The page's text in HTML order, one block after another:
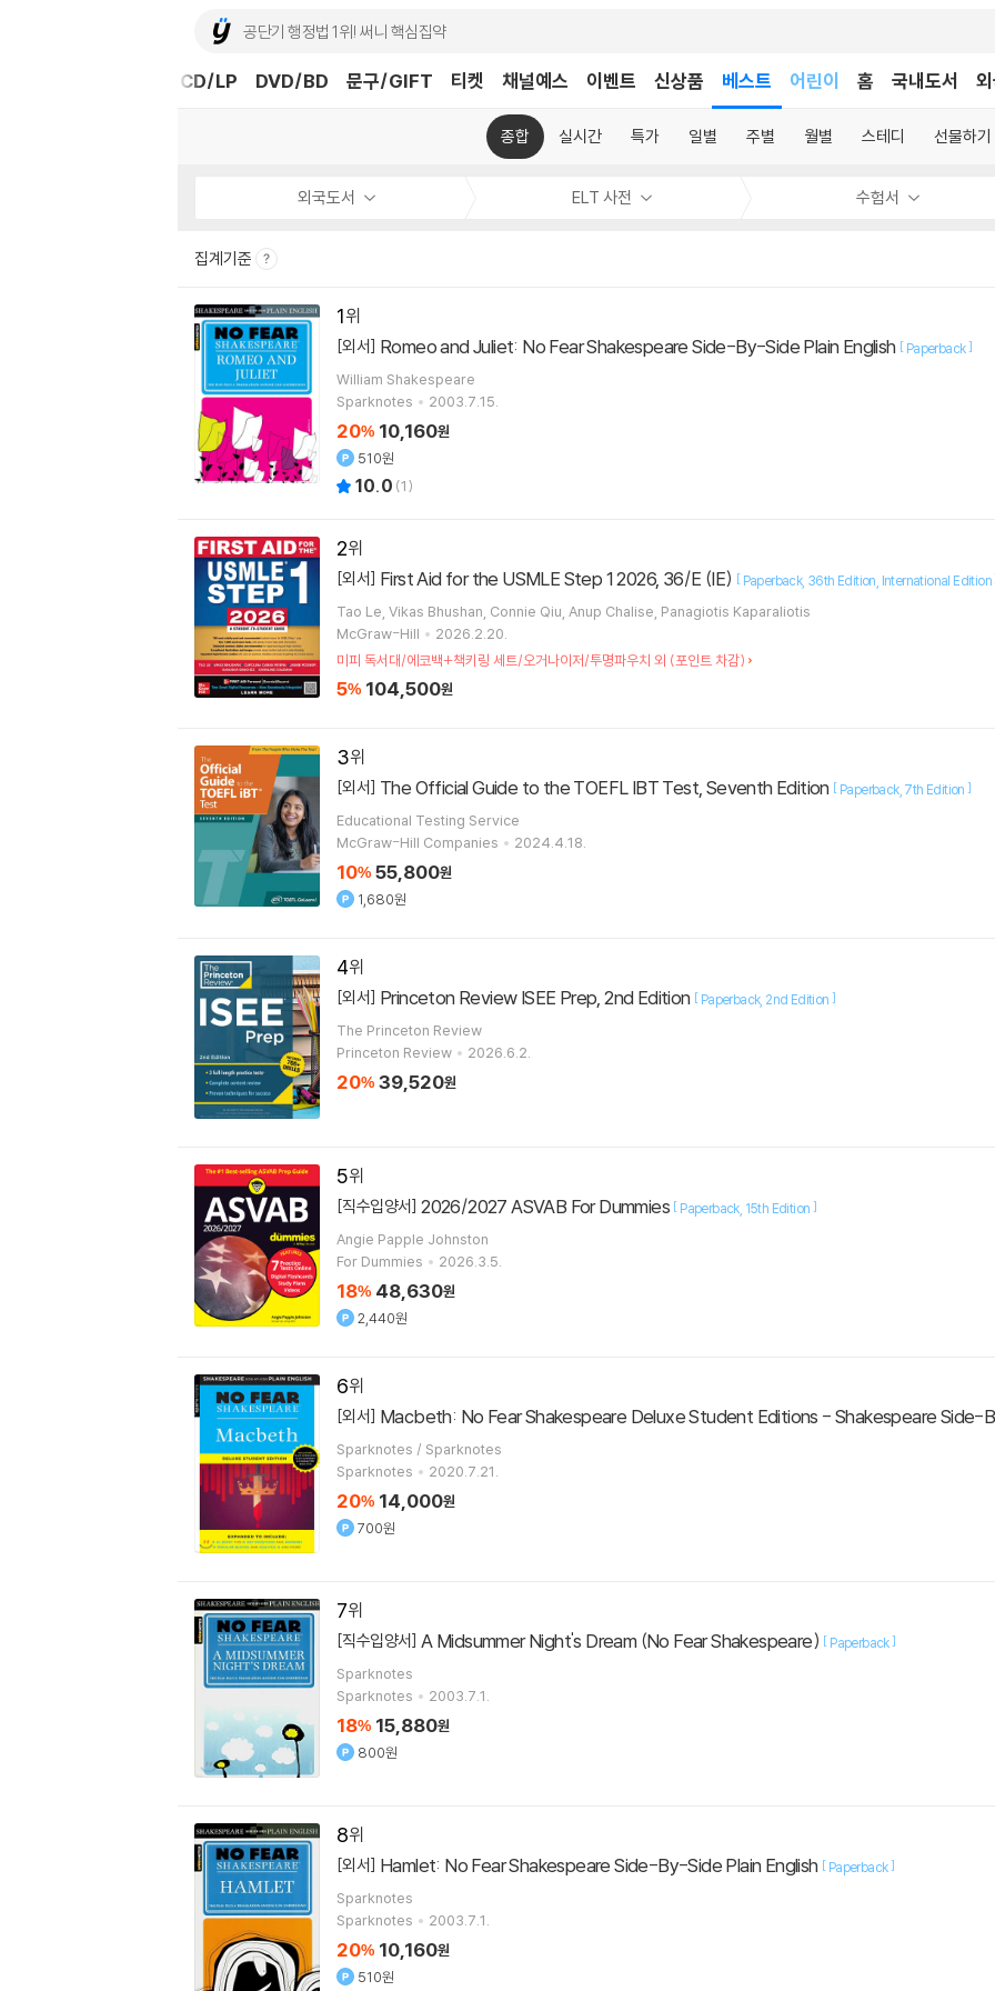
채널예스 이벤트 신상품 베스트
어린이
어린이
홈 국내도서
CD/LP DVD/BD 문구/GIFT 티켓
종합 실시간 특가 일별 주별 월별 스테디 선물하기
외국도서 ELT 사전 수험서
집계기준
1
[외서] Romeo and Juliet: No Fear Shakespeare Side-By-Side Plain English [ Paperback]
William Shakespeare
Sparknotes
2003.7.15.
20% 10,160원
510원
10.0 (1)
2
[외서] First Aid for the USMLE Step 1 2026, 36/E (IE) [ Paperback 36th Edition International Edition
Tao Le, Vikas Bhushan, Connie Qiu, Anup Chalise, Panagiotis Kaparaliotis
McGraw-Hill
2026.2.20.
미피 독서대/에코백+책키링 세트/오거나이저/투명파우치 외 (포인트 차감)
5% 104,500원
3
[외서] The Official Guide to the TOEFL IBT Test, Seventh Edition [ Paperback 7th Edition ]
Educational Testing Service
McGraw-Hill Companies
2024.4.18.
10% 55,800원
1,680원
4
[외서] Princeton Review ISEE Prep, 2nd Edition [ Paperback 2nd Edition ]
The Princeton Review
Princeton Review
2026.6.2.
20% 39,520원
5
[직수입양서] 2026/2027 ASVAB For Dummies [ Paperback 15th Edition ]
Angie Papple Johnston
For Dummies
2026.3.5.
18% 48,630원
2,440원
6
[외서] Macbeth: No Fear Shakespeare Deluxe Student Editions - Shakespeare Side-
Sparknotes / Sparknotes
Sparknotes
2020.7.21.
20% 14,000원
700원
7
[직수입양서] A Midsummer Night's Dream (No Fear Shakespeare) [ Paperback]
Sparknotes
Sparknotes
2003.7.1.
18% 15,880원
800원
8
[외서] Hamlet: No Fear Shakespeare Side-By-Side Plain English [ Paperback]
Sparknotes
Sparknotes
2003.7.1.
20% 10,160원
510원